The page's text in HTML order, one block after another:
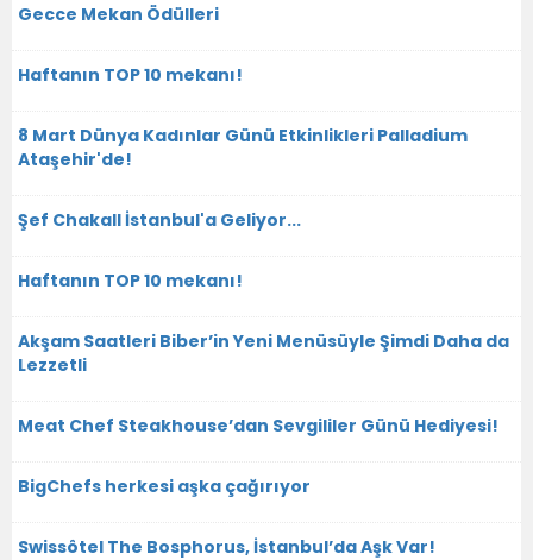
Gecce Mekan Ödülleri
Haftanın TOP 10 mekanı!
8 Mart Dünya Kadınlar Günü Etkinlikleri Palladium
Ataşehir'de!
Şef Chakall İstanbul'a Geliyor...
Haftanın TOP 10 mekanı!
Akşam Saatleri Biber’in Yeni Menüsüyle Şimdi Daha da
Lezzetli
Meat Chef Steakhouse’dan Sevgililer Günü Hediyesi!
BigChefs herkesi aşka çağırıyor
Swissôtel The Bosphorus, İstanbul’da Aşk Var!